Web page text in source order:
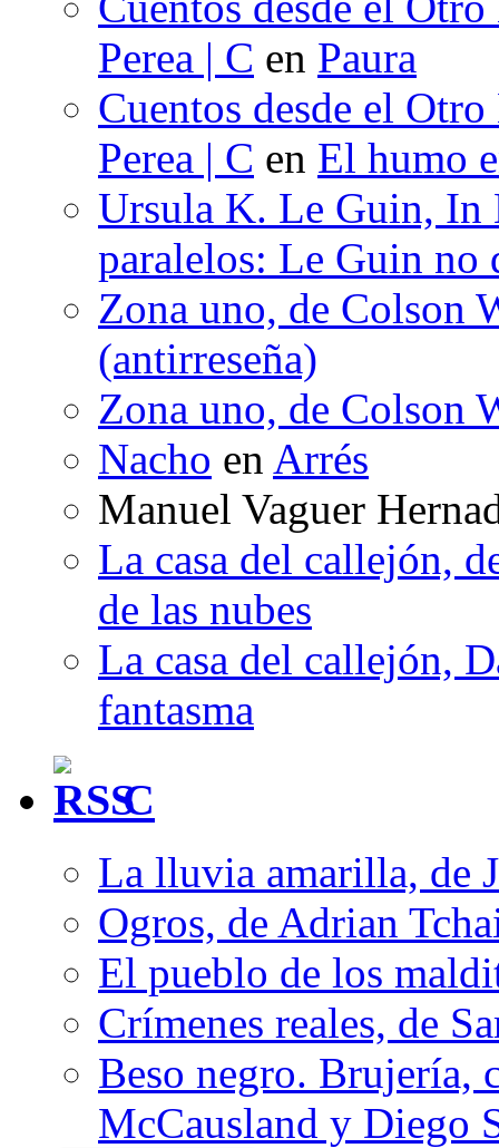
Perea | C en Paura
Cuentos desde el
Perea | C en El humo
Ursula K. Le Guin, In
paralelos: Le Guin no
Zona uno, de Colson
(antirreseña)
Zona uno, de Colson
Nacho en Arrés
Manuel Vaguer
La casa del callejón,
de las nubes
La casa del callejón,
fantasma
C
La lluvia amarilla, de
Ogros, de Adrian
El pueblo de los
Crímenes reales, de
Beso negro. Brujería,
McCausland y Diego